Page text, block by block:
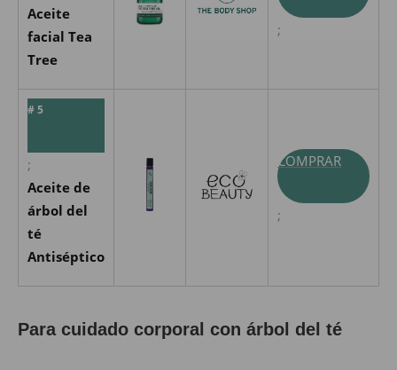
Aceite
facial Tea
Tree
;
# 5
;
Aceite de
árbol del
té
Antiséptico
COMPRAR
;
Para cuidado corporal con árbol del té